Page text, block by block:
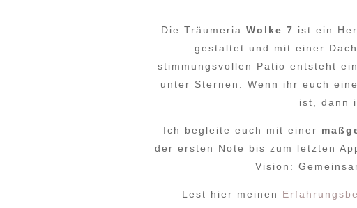
Die Träumeria Wolke 7 ist ein
gestaltet und mit einer
stimmungsvollen Patio entsteht
unter Sternen. Wenn ihr euch
ist, dann
Ich begleite euch mit einer
der ersten Note bis zum letzten
Vision:
Lest hier meinen